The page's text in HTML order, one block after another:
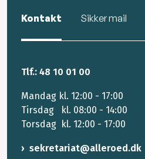
Kontakt Sikker mail
Tlf.: 48 10 01 00
Mandag kl. 12:00 - 17:00
Tirsdag kl. 08:00 - 14:00
Torsdag kl. 12:00 - 17:00
sekretariat@alleroed.dk